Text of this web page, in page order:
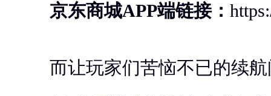
京东商城APP端链接：
而让玩家们苦恼不已的续